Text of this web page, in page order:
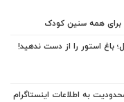
برای همه سنین کودک
باغ استور را از دست ندهید!